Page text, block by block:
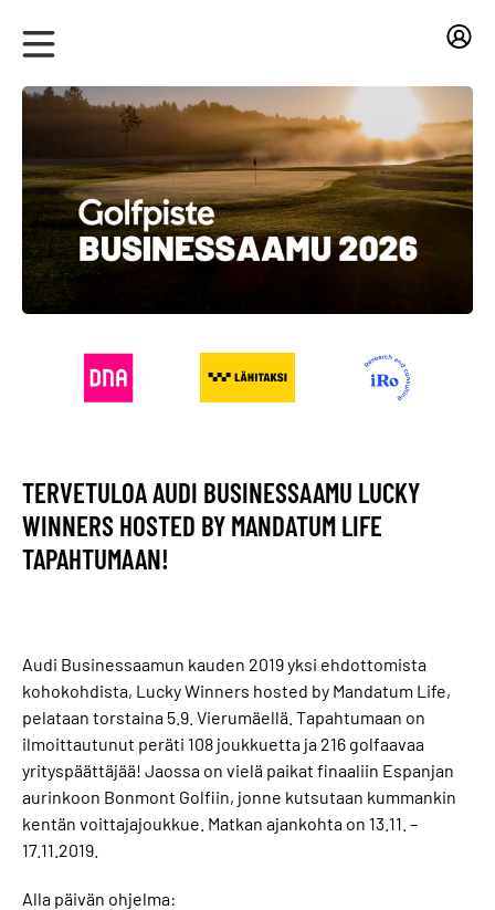
TERVETULOA AUDI BUSINESSAAMU LUCKY
WINNERS HOSTED BY MANDATUM LIFE
TAPAHTUMAAN!
Audi Businessaamun kauden 2019 yksi ehdottomista
kohokohdista, Lucky Winners hosted by Mandatum Life,
pelataan torstaina 5.9. Vierumäellä. Tapahtumaan on
ilmoittautunut peräti 108 joukkuetta ja 216 golfaavaa
yrityspäättäjää! Jaossa on vielä paikat finaaliin Espanjan
aurinkoon Bonmont Golfiin, jonne kutsutaan kummankin
kentän voittajajoukkue. Matkan ajankohta on 13.11. –
17.11.2019.
Alla päivän ohjelma: